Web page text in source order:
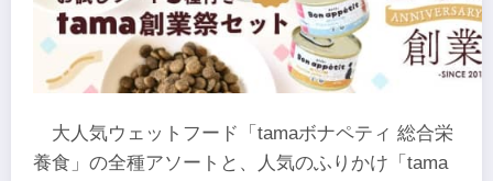
大人気ウェットフード「tamaボナペティ 総合栄
養食」の全種アソートと、人気のふりかけ「tama